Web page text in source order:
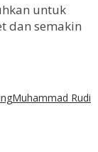
untuk
dan semakin
Muhammad Rudi